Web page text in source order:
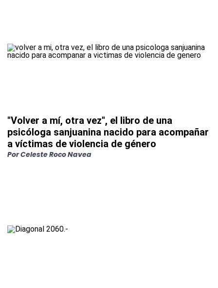
"Volver a mí, otra vez", el libro de una
psicóloga sanjuanina nacido para acompañar
a víctimas de violencia de género
PorCeleste Roco Navea